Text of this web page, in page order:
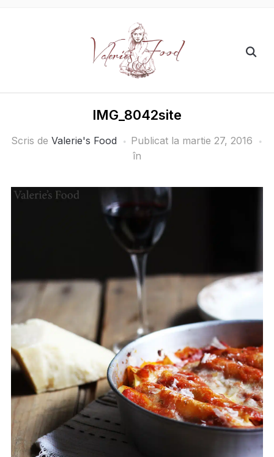
IMG_8042site
Scris de Valerie's Food Publicat la martie 27, 2016
în